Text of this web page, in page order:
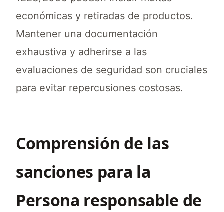
económicas y retiradas de productos.
Mantener una documentación
exhaustiva y adherirse a las
evaluaciones de seguridad son cruciales
para evitar repercusiones costosas.
Comprensión de las
sanciones para la
Persona responsable de